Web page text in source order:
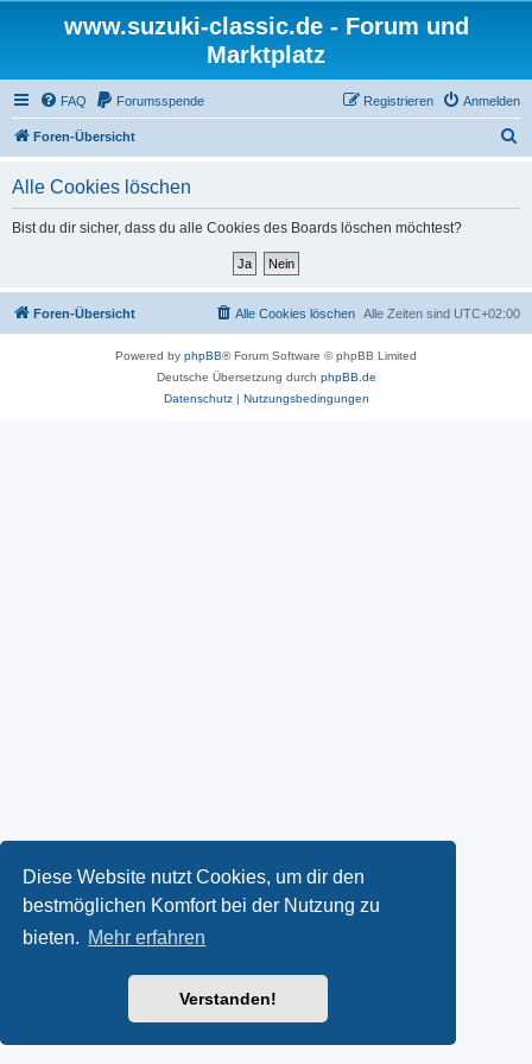
Diese Website nutzt Cookies, um dir den
bestmöglichen Komfort bei der Nutzung zu
bieten. Mehr erfahren
Verstanden!
www.suzuki-classic.de - Forum und
Marktplatz
FAQ Forumsspende Anmelden
Registrieren
Foren-Übersicht
Alle Cookies löschen
Bist du dir sicher, dass du alle Cookies des Boards löschen möchtest?
Foren-Übersicht Alle Zeiten sind UTC+02:00
Alle Cookies löschen
Powered by phpBB® Forum Software © phpBB Limited
Deutsche Übersetzung durch phpBB.de
Datenschutz| Nutzungsbedingungen